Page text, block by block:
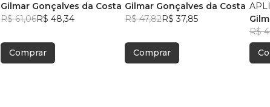
Gilmar Gonçalves da Costa
R$ 61,06R$ 48,34
Comprar
Gilmar Gonçalves da Costa
R$ 47,82R$ 37,85
Comprar
R$